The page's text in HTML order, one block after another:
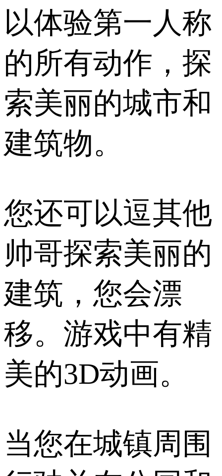
以体验第一人称
的所有动作，探
索美丽的城市和
建筑物。
您还可以逗其他
帅哥探索美丽的
建筑，您会漂
移。游戏中有精
美的3D动画。
当您在城镇周围